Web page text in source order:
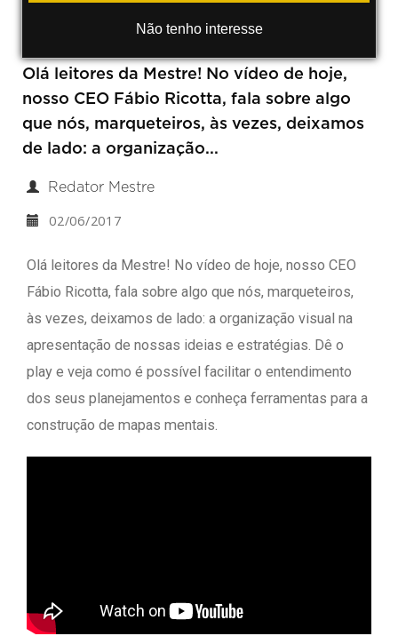
Não tenho interesse
da Sua Estratégia
Olá leitores da Mestre! No vídeo de hoje,
nosso CEO Fábio Ricotta, fala sobre algo
que nós, marqueteiros, às vezes, deixamos
de lado: a organização...
Redator Mestre
02/06/2017
Olá leitores da Mestre! No vídeo de hoje, nosso CEO
Fábio Ricotta, fala sobre algo que nós, marqueteiros,
às vezes, deixamos de lado: a organização visual na
apresentação de nossas ideias e estratégias. Dê o
play e veja como é possível facilitar o entendimento
dos seus planejamentos e conheça ferramentas para a
construção de mapas mentais.